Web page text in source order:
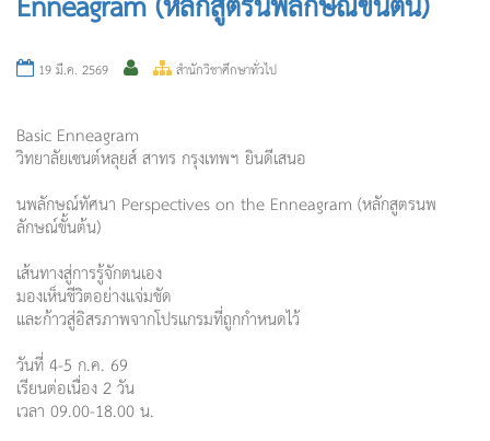
19 มี.ค. 2569 สำนักวิชาศึกษาทั่วไป
Basic Enneagram
วิทยาลัยเซนต์หลุยส์ สาทร กรุงเทพฯ ยินดีเสนอ
นพลักษณ์ทัศนา Perspectives on the Enneagram (หลักสูตรนพ
ลักษณ์ขั้นต้น)
เส้นทางสู่การรู้จักตนเอง
มองเห็นชีวิตอย่างแจ่มชัด
และก้าวสู่อิสรภาพจากโปรแกรมที่ถูกกำหนดไว้
วันที่ 4-5 ก.ค. 69
เรียนต่อเนื่อง 2 วัน
เวลา 09.00-18.00 น.